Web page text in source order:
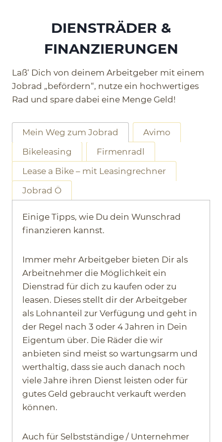
DIENSTRÄDER &
FINANZIERUNGEN
Laß‘ Dich von deinem Arbeitgeber mit einem
Jobrad „befördern“, nutze ein hochwertiges
Rad und spare dabei eine Menge Geld!
Mein Weg zum Jobrad
Avimo
Bikeleasing
Firmenradl
Lease a Bike – mit Leasingrechner
Jobrad Ö
Einige Tipps, wie Du dein Wunschrad
finanzieren kannst.
Immer mehr Arbeitgeber bieten Dir als
Arbeitnehmer die Möglichkeit ein
Dienstrad für dich zu kaufen oder zu
leasen. Dieses stellt dir der Arbeitgeber
als Lohnanteil zur Verfügung und geht in
der Regel nach 3 oder 4 Jahren in Dein
Eigentum über. Die Räder die wir
anbieten sind meist so wartungsarm und
werthaltig, dass sie auch danach noch
viele Jahre ihren Dienst leisten oder für
gutes Geld gebraucht verkauft werden
können.
Auch für Selbstständige / Unternehmer